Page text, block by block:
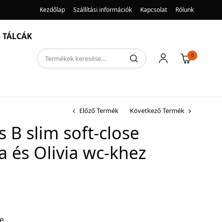
Kezdőlap Szállítási információk Kapcsolat Rólunk
0
Előző Termék Következő Termék
B slim soft-close
és Olivia wc-khez